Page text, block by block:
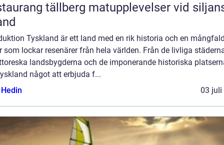
tällberg matupplevelser vid siljans
Tyskland är ett land med en rik historia och en
som lockar resenärer från hela världen. Från de livliga
landsbygderna och de imponerande historiska
något att erbjuda f...
03 juli